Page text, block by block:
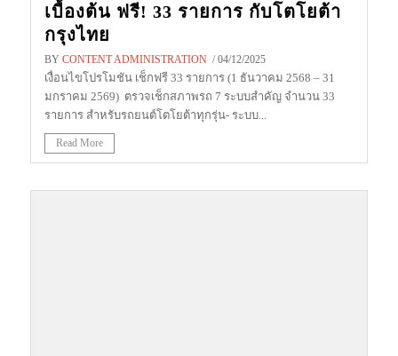
เบื้องต้น ฟรี! 33 รายการ กับโตโยต้า
กรุงไทย
BY CONTENT ADMINISTRATION / 04/12/2025
เงื่อนไขโปรโมชัน เช็กฟรี 33 รายการ (1 ธันวาคม 2568 – 31
มกราคม 2569) ตรวจเช็กสภาพรถ 7 ระบบสำคัญ จำนวน 33
รายการ สำหรับรถยนต์โตโยต้าทุกรุ่น- ระบบ...
Read More